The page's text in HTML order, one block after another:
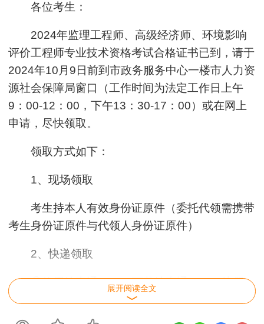
各位考生：
2024年监理工程师、高级经济师、环境影响
评价工程师专业技术资格考试合格证书已到，请于
2024年10月9日前到市政务服务中心一楼市人力资
源社会保障局窗口（工作时间为法定工作日上午
9：00-12：00，下午13：30-17：00）或在网上
申请，尽快领取。
领取方式如下：
1、现场领取
考生持本人有效身份证原件（委托代领需携带
考生身份证原件与代领人身份证原件）
2、快递领取
①使用皖事通APP，下载皖事通APP，注册
登录后选择地区为“黄山市”，搜索【专业技术人员
资格证书管理服务】事项，选择办事服务栏，点击
展开阅读全文